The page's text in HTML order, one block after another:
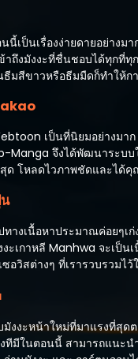
นี้เป็นเรื่องง่ายดายอย่าง
ถึงมังงะที่ชื่นชอบได้ทุกที่ทุ
มสีขาวหรือธีมมืดก็ทำให้
เป็นที่นิยมอย่างม
Manga จึงได้พัฒนาระ
สุด โหลดไวภาพชัดและไ
ทางเนื้อหาประมาณค่อยๆ
งะเกาหลี Manhwa จะเ
อวิสต่างๆ ที่เรารวบรวมไ
บมังงะหน้าใหม่ที่มาแรงที่สุ
ทีมีในตอนนี้ สามารถแนะ